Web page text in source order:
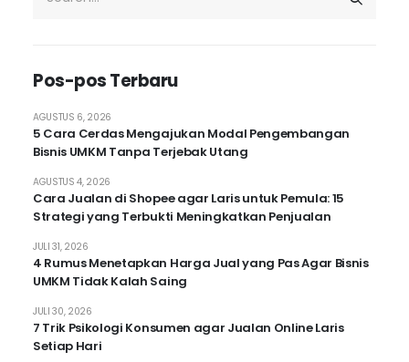
Pos-pos Terbaru
5 Cara Cerdas Mengajukan Modal Pengembangan
Bisnis UMKM Tanpa Terjebak Utang
AGUSTUS 6, 2026
Cara Jualan di Shopee agar Laris untuk Pemula: 15
Strategi yang Terbukti Meningkatkan Penjualan
AGUSTUS 4, 2026
4 Rumus Menetapkan Harga Jual yang Pas Agar Bisnis
UMKM Tidak Kalah Saing
JULI 31, 2026
7 Trik Psikologi Konsumen agar Jualan Online Laris
Setiap Hari
JULI 30, 2026